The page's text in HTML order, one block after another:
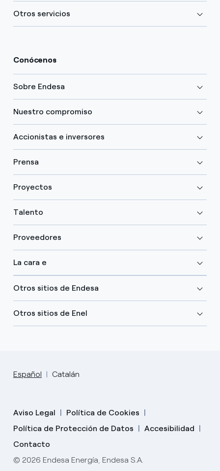
Otros servicios
Conócenos
Sobre Endesa
Nuestro compromiso
Accionistas e inversores
Prensa
Proyectos
Talento
Proveedores
La cara e
Otros sitios de Endesa
Otros sitios de Enel
Español Catalán
Aviso Legal
Política de Cookies
Política de Protección de Datos
Accesibilidad
Contacto
© 2026 Endesa Energía, Endesa S.A.